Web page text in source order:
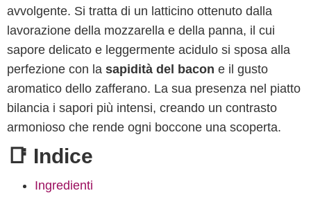
avvolgente. Si tratta di un latticino ottenuto dalla
lavorazione della mozzarella e della panna, il cui
sapore delicato e leggermente acidulo si sposa alla
perfezione con la sapidità del bacon e il gusto
aromatico dello zafferano. La sua presenza nel piatto
bilancia i sapori più intensi, creando un contrasto
armonioso che rende ogni boccone una scoperta.
📑 Indice
Ingredienti